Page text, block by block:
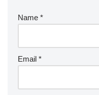
Name *
Email *